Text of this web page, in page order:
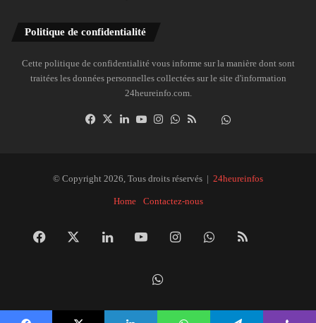
Politique de confidentialité
Cette politique de confidentialité vous informe sur la manière dont sont
traitées les données personnelles collectées sur le site d'information
24heureinfo.com.
Facebook
X LinkedinYouTubeInstagramWhatsAppDailymotion
© Copyright 2026, Tous droits réservés | 24heureinfos
Home Contactez-nous
Facebook LinkedinYouTubeInstagramWhatsApp
RSS
la